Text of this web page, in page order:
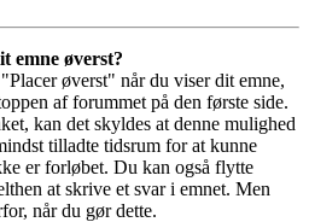
emne øverst?
øverst" når du viser dit emne,
af forummet på den første side.
kan det skyldes at denne mulighed
tilladte tidsrum for at kunne
er forløbet. Du kan også flytte
at skrive et svar i emnet. Men
når du gør dette.